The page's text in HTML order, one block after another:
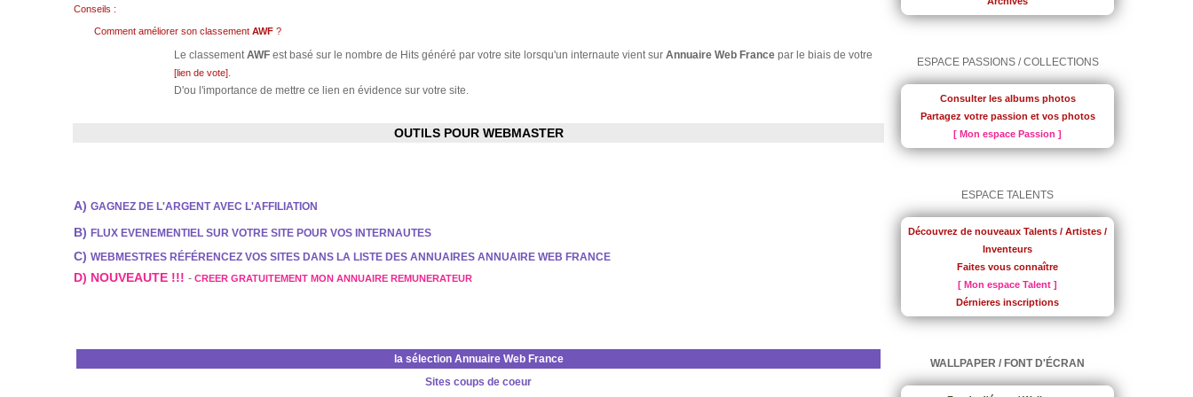
Conseils :
Comment améliorer son classement AWF ?
Le classementAWF est basé sur le nombre de Hits généré par votre site lorsqu'un internaute vient sur Annuaire Web France par le biais de votre
[lien de vote].
D'ou l'importance de mettre ce lien en évidence sur votre site.
OUTILS POUR WEBMASTER
A) GAGNEZ DE L'ARGENT AVEC L'AFFILIATION
B) FLUX EVENEMENTIEL SUR VOTRE SITE POUR VOS INTERNAUTES
C) WEBMESTRES RÉFÉRENCEZ VOS SITES DANS LA LISTE DES ANNUAIRES ANNUAIRE WEB FRANCE
D) NOUVEAUTE !!! - CREER GRATUITEMENT MON ANNUAIRE REMUNERATEUR
la sélection Annuaire Web France
Sites coups de coeur
ESPACE PASSIONS / COLLECTIONS
Consulter les albums photos
Partagez votre passion et vos photos
[ Mon espace Passion ]
ESPACE TALENTS
Découvrez de nouveaux Talents / Artistes /
Inventeurs
Faites vous connaître
[ Mon espace Talent ]
Dérnieres inscriptions
WALLPAPER / FONT D'ÉCRAN